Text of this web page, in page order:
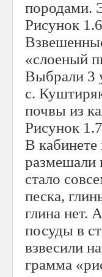
породами.
Рисунок 1.6
«слоеный
Выбрали 3
с.
почвы из
Рисунок
В кабинете
размешали
стало
песка,
глина нет.
посуды в
взвесили
грамма